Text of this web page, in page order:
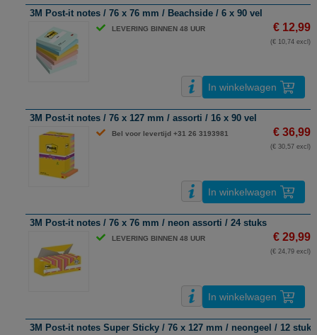
3M Post-it notes / 76 x 76 mm / Beachside / 6 x 90 vel
LEVERING BINNEN 48 UUR € 12,99
(€ 10,74 excl)
In winkelwagen
3M Post-it notes / 76 x 127 mm / assorti / 16 x 90 vel
Bel voor levertijd +31 26 3193981 € 36,99
(€ 30,57 excl)
In winkelwagen
3M Post-it notes / 76 x 76 mm / neon assorti / 24 stuks
LEVERING BINNEN 48 UUR € 29,99
(€ 24,79 excl)
In winkelwagen
3M Post-it notes Super Sticky / 76 x 127 mm / neongeel / 12 stuks